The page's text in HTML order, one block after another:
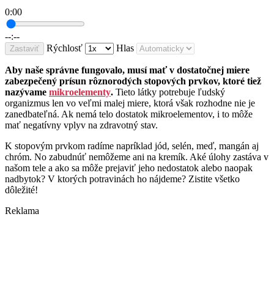
0:00
--:--
Zastaviť Rýchlosť Hlas
Aby naše správne fungovalo, musí mať v dostatočnej miere
zabezpečený prísun rôznorodých stopových prvkov, ktoré tiež
nazývame mikroelementy. Tieto látky potrebuje ľudský
organizmus len vo veľmi malej miere, ktorá však rozhodne nie je
zanedbateľná. Ak nemá telo dostatok mikroelementov, i to môže
mať negatívny vplyv na zdravotný stav.
K stopovým prvkom radíme napríklad jód, selén, meď, mangán aj
chróm. No zabudnúť nemôžeme ani na kremík. Aké úlohy zastáva v
našom tele a ako sa môže prejaviť jeho nedostatok alebo naopak
nadbytok? V ktorých potravinách ho nájdeme? Zistite všetko
dôležité!
Reklama